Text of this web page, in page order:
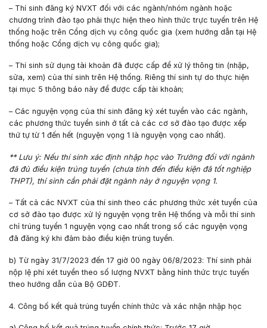
– Thí sinh đăng ký NVXT đối với các ngành/nhóm ngành hoặc
chương trình đào tạo phải thực hiện theo hình thức trực tuyến trên Hệ
thống hoặc trên Cổng dịch vụ công quốc gia (xem hướng dẫn tại Hệ
thống hoặc Cổng dịch vụ công quốc gia);
– Thí sinh sử dụng tài khoản đã được cấp để xử lý thông tin (nhập,
sửa, xem) của thí sinh trên Hệ thống. Riêng thí sinh tự do thực hiện
tại mục 5 thông báo này để được cấp tài khoản;
– Các nguyện vọng của thí sinh đăng ký xét tuyển vào các ngành,
các phương thức tuyển sinh ở tất cả các cơ sở đào tạo được xếp
thứ tự từ 1 đến hết (nguyện vọng 1 là nguyện vọng cao nhất).
** Lưu ý: Nếu thí sinh xác định nhập học vào Trường đối với ngành
đã đủ điều kiện trúng tuyển (chưa tính đến điều kiện đã tốt nghiệp
THPT), thí sinh cần phải đặt ngành này ở nguyện vọng 1.
– Tất cả các NVXT của thí sinh theo các phương thức xét tuyển của
cơ sở đào tạo được xử lý nguyện vọng trên Hệ thống và mỗi thí sinh
chỉ trúng tuyển 1 nguyện vọng cao nhất trong số các nguyện vọng
đã đăng ký khi đảm bảo điều kiện trúng tuyển.
b) Từ ngày 31/7/2023 đến 17 giờ 00 ngày 06/8/2023: Thí sinh phải
nộp lệ phí xét tuyển theo số lượng NVXT bằng hình thức trực tuyến
theo hướng dẫn của Bộ GDĐT.
4. Công bố kết quả trúng tuyển chính thức và xác nhận nhập học